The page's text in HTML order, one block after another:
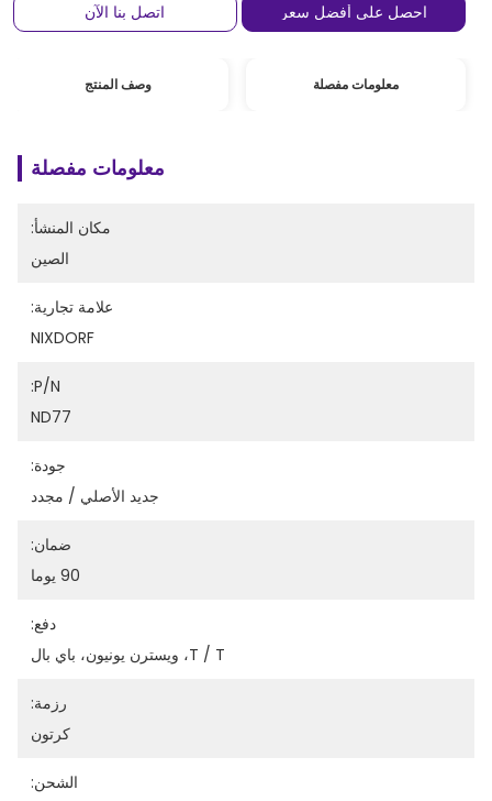
احصل على أفضل سعر
اتصل بنا الآن
معلومات مفصلة وصف المنتج
معلومات مفصلة
مكان المنشأ:
الصين
علامة تجارية:
NIXDORF
P/N:
ND77
جودة:
جديد الأصلي / مجدد
ضمان:
90 يوما
دفع:
T / T، ويسترن يونيون، باي بال
رزمة:
كرتون
الشحن: